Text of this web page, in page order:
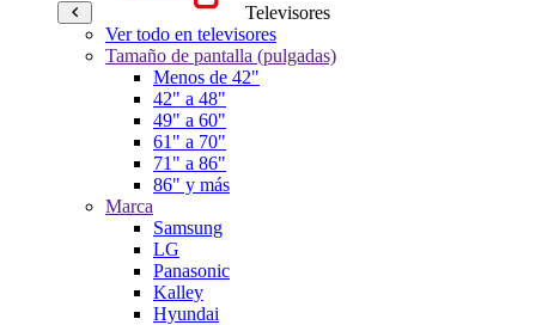
Televisores
Ver todo en televisores
Tamaño de pantalla (pulgadas)
Menos de 42"
42" a 48"
49" a 60"
61" a 70"
71" a 86"
86" y más
Marca
Samsung
LG
Panasonic
Kalley
Hyundai